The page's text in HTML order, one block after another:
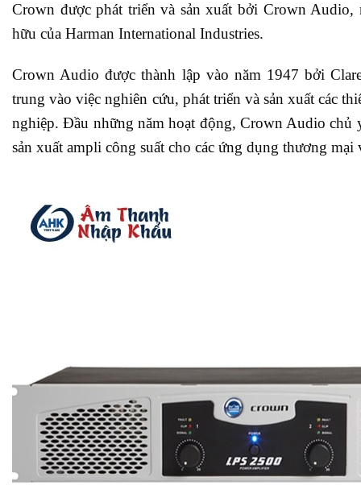
Crown được phát triển và sản xuất bởi Crown Audio,
hữu của Harman International Industries.
Crown Audio được thành lập vào năm 1947 bởi
trung vào việc nghiên cứu, phát triển và sản xuất các
nghiệp. Đầu những năm hoạt động, Crown Audio chủ
sản xuất ampli công suất cho các ứng dụng thương mại